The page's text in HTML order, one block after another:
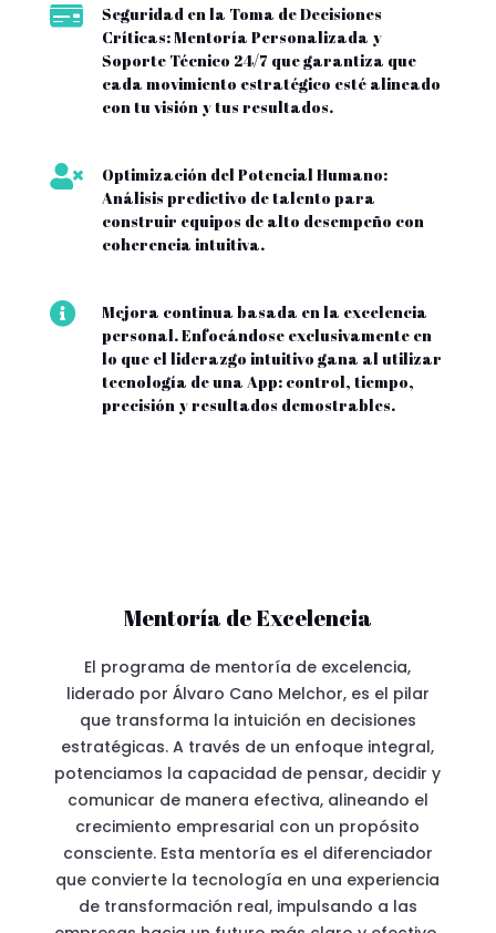

Seguridad en la Toma de Decisiones
Críticas: Mentoría Personalizada y
Soporte Técnico 24/7 que garantiza que
cada movimiento estratégico esté alineado
con tu visión y tus resultados.

Optimización del Potencial Humano:
Análisis predictivo de talento para
construir equipos de alto desempeño con
coherencia intuitiva.

Mejora continua basada en la excelencia
personal. Enfocándose exclusivamente en
lo que el liderazgo intuitivo gana al utilizar
tecnología de una App: control, tiempo,
precisión y resultados demostrables.
Mentoría de Excelencia
El programa de mentoría de excelencia,
liderado por Álvaro Cano Melchor, es el pilar
que transforma la intuición en decisiones
estratégicas. A través de un enfoque integral,
potenciamos la capacidad de pensar, decidir y
comunicar de manera efectiva, alineando el
crecimiento empresarial con un propósito
consciente. Esta mentoría es el diferenciador
que convierte la tecnología en una experiencia
de transformación real, impulsando a las